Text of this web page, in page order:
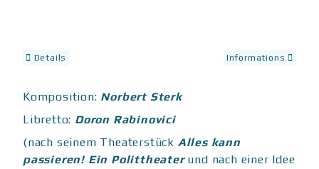
Details Informations
Komposition: Norbert Sterk
Libretto: Doron Rabinovici
(nach seinem Theaterstück Alles kann
passieren! Ein Polittheater und nach einer Idee